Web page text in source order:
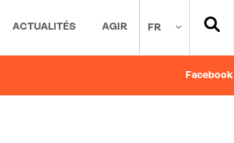
FR
ACTUALITÉS AGIR
Facebook